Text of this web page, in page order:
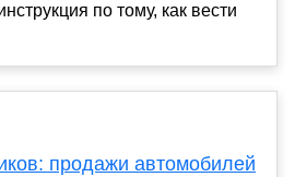
по тому, как вести
продажи автомобилей